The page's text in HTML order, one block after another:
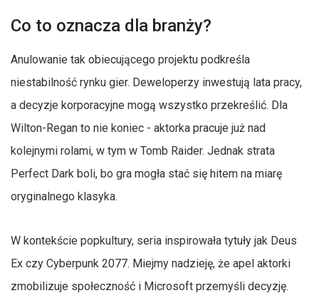
Co to oznacza dla branży?
Anulowanie tak obiecującego projektu podkreśla
niestabilność rynku gier. Deweloperzy inwestują lata pracy,
a decyzje korporacyjne mogą wszystko przekreślić. Dla
Wilton-Regan to nie koniec - aktorka pracuje już nad
kolejnymi rolami, w tym w Tomb Raider. Jednak strata
Perfect Dark boli, bo gra mogła stać się hitem na miarę
oryginalnego klasyka.
W kontekście popkultury, seria inspirowała tytuły jak Deus
Ex czy Cyberpunk 2077. Miejmy nadzieję, że apel aktorki
zmobilizuje społeczność i Microsoft przemyśli decyzję.